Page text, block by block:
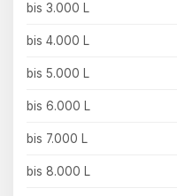
bis 3.000 L
bis 4.000 L
bis 5.000 L
bis 6.000 L
bis 7.000 L
bis 8.000 L